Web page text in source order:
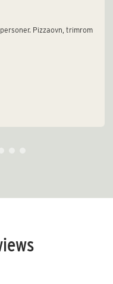
med dør
tilhørende bad. De
gå gjennom et
Pizzaovn, trimrom